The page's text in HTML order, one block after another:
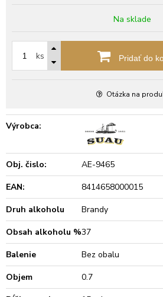
Na sklade
ks Pridať do
Otázka na
Výrobca:
Obj. čislo:
AE-9465
EAN:
8414658000015
Druh alkoholu
Brandy
Obsah alkoholu %37
Balenie
Bez obalu
Objem
0.7